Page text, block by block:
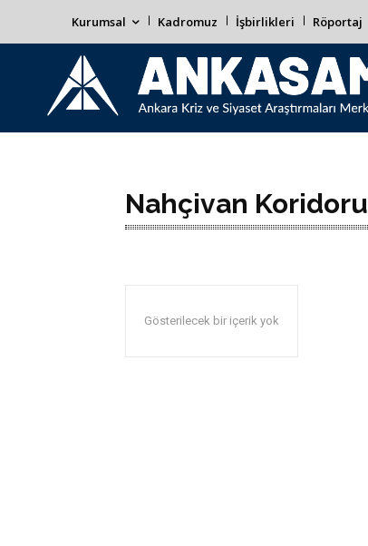
Kurumsal Kadromuz İşbirlikleri Röportaj
Nahçivan Koridoru
Gösterilecek bir içerik yok